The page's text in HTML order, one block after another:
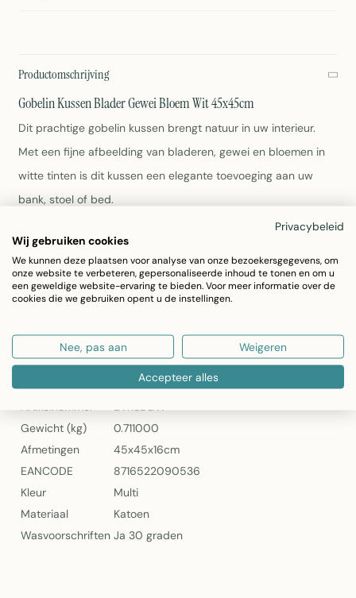
Productomschrijving
Gobelin Kussen Blader Gewei Bloem Wit 45x45cm
Dit prachtige gobelin kussen brengt natuur in uw interieur.
Met een fijne afbeelding van bladeren, gewei en bloemen in
witte tinten is dit kussen een elegante toevoeging aan uw
bank, stoel of bed.
Afmeting: 45x45cm
Materiaal: 100% katoen gobelin
Kleur: Multi (wit)
Gewicht: 0,71kg
Artikelnummer: EVKSBGW
Specificaties
Artikelnummer
EVKSBGW
Gewicht (kg)
0.711000
Afmetingen
45x45x16cm
EANCODE
8716522090536
Kleur
Multi
Materiaal
Katoen
Wasvoorschriften Ja 30 graden
Privacybeleid
Wij gebruiken cookies
We kunnen deze plaatsen voor analyse van onze bezoekersgegevens, om
onze website te verbeteren, gepersonaliseerde inhoud te tonen en om u
een geweldige website-ervaring te bieden. Voor meer informatie over de
cookies die we gebruiken opent u de instellingen.
Nee, pas aan Weigeren
Accepteer alles